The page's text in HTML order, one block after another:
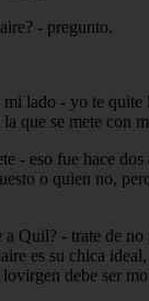
- pregunto.
lado - yo te quite
que se mete con
- eso fue hace
o quien no,
a Quil? - trate de
es su chica
debe ser